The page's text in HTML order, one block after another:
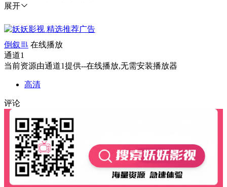
展开
倒叙
在线播放
通道1
当前资源由通道1提供--在线播放,无需安装播放器
高清
评论